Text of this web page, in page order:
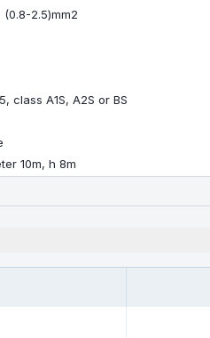
2.5)mm2
class A1S, A2S or BS
10m, h 8m